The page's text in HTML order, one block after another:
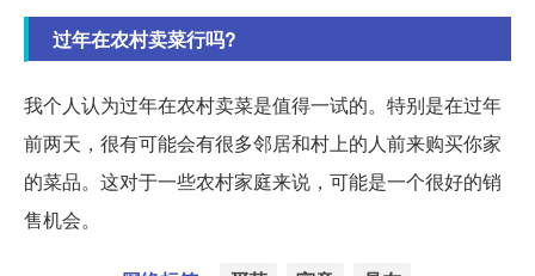
过年在农村卖菜行吗?
我个人认为过年在农村卖菜是值得一试的。特别是在过年
前两天，很有可能会有很多邻居和村上的人前来购买你家
的菜品。这对于一些农村家庭来说，可能是一个很好的销
售机会。